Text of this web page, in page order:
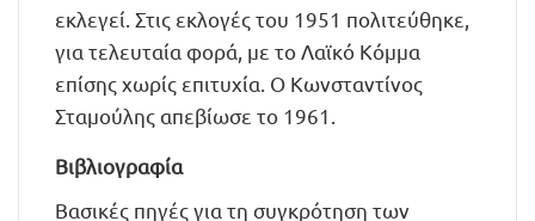
εκλεγεί. Στις εκλογές του 1951 πολιτεύθηκε,
για τελευταία φορά, με το Λαϊκό Κόμμα
επίσης χωρίς επιτυχία. Ο Κωνσταντίνος
Σταμούλης απεβίωσε το 1961.
Βιβλιογραφία
Βασικές πηγές για τη συγκρότηση των